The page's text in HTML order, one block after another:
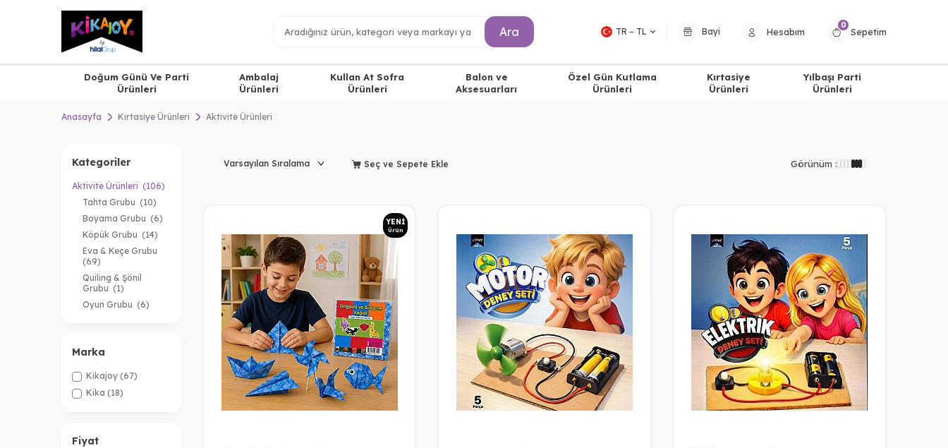
Ara TR − TL Bayi Hesabım
0
Sepetim
Doğum Günü Ve Parti
Ürünleri
Ambalaj
Ürünleri
Kullan At Sofra
Ürünleri
Balon ve
Aksesuarları
Özel Gün Kutlama
Ürünleri
Kırtasiye
Ürünleri
Yılbaşı Parti
Ürünleri
Anasayfa Kırtasiye Ürünleri Aktivite Ürünleri
Kategoriler
Aktivite Ürünleri (106)
Tahta Grubu (10)
Boyama Grubu (6)
Köpük Grubu (14)
Eva & Keçe Grubu
(69)
Quiling & Şönil
Grubu (1)
Oyun Grubu (6)
Marka
Kikajoy (67)
Kika (18)
Fiyat
Seç ve Sepete Ekle Görünüm :
YENI
Ürün